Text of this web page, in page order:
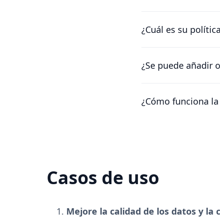
encontrar una
¿Cuál es su
reembolsaremos la
¿Se puede añadir
información al
¿Cómo funciona
Casos de uso
Mejore la calidad de los datos y